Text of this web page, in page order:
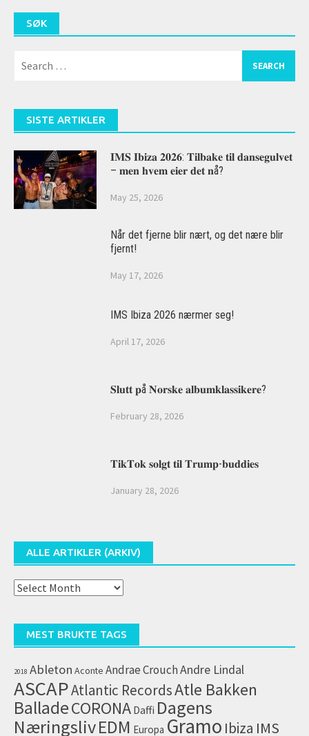
SØK
for:
SISTE ARTIKLER
𝐈𝐌𝐒 𝐈𝐛𝐢𝐳𝐚 𝟐𝟎𝟐𝟔: 𝐓𝐢𝐥𝐛𝐚𝐤𝐞 𝐭𝐢𝐥 𝐝𝐚𝐧𝐬𝐞𝐠𝐮𝐥𝐯𝐞𝐭
– 𝐦𝐞𝐧 𝐡𝐯𝐞𝐦 𝐞𝐢𝐞𝐫 𝐝𝐞𝐭 𝐧å?
May 25, 2026
Når det fjerne blir nært, og det nære blir
fjernt!
May 17, 2026
IMS Ibiza 2026 nærmer seg!
April 17, 2026
𝐒𝐥𝐮𝐭𝐭 𝐩å 𝐍𝐨𝐫𝐬𝐤𝐞 𝐚𝐥𝐛𝐮𝐦𝐤𝐥𝐚𝐬𝐬𝐢𝐤𝐞𝐫𝐞?
February 28, 2026
𝐓𝐢𝐤𝐓𝐨𝐤 𝐬𝐨𝐥𝐠𝐭 𝐭𝐢𝐥 𝐓𝐫𝐮𝐦𝐩-𝐛𝐮𝐝𝐝𝐢𝐞𝐬
January 28, 2026
ALLE ARTIKLER (ARKIV)
Alle
MEST BRUKTE TAGS
2018 Ableton Aconte Andrae CrouchAndre Lindal
ASCAPAtlantic RecordsAtle Bakken
BalladeCORONA Daffi Dagens
NæringslivEDM Europa Gramo Ibiza IMS